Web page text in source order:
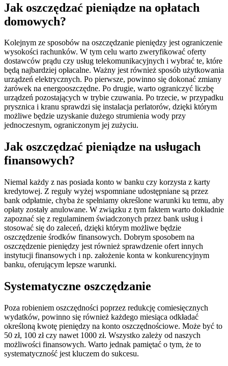
Jak oszczędzać pieniądze na opłatach
domowych?
Kolejnym ze sposobów na oszczędzanie pieniędzy jest ograniczenie
wysokości rachunków. W tym celu warto zweryfikować oferty
dostawców prądu czy usług telekomunikacyjnych i wybrać te, które
będą najbardziej opłacalne. Ważny jest również sposób użytkowania
urządzeń elektrycznych. Po pierwsze, powinno się dokonać zmiany
żarówek na energooszczędne. Po drugie, warto ograniczyć liczbę
urządzeń pozostających w trybie czuwania. Po trzecie, w przypadku
prysznica i kranu sprawdzi się instalacja perlatorów, dzięki którym
możliwe będzie uzyskanie dużego strumienia wody przy
jednoczesnym, ograniczonym jej zużyciu.
Jak oszczędzać pieniądze na usługach
finansowych?
Niemal każdy z nas posiada konto w banku czy korzysta z karty
kredytowej. Z reguły wyżej wspomniane udostępniane są przez
bank odpłatnie, chyba że spełniamy określone warunki ku temu, aby
opłaty zostały anulowane. W związku z tym faktem warto dokładnie
zapoznać się z regulaminem świadczonych przez bank usług i
stosować się do zaleceń, dzięki którym możliwe będzie
oszczędzenie środków finansowych. Dobrym sposobem na
oszczędzenie pieniędzy jest również sprawdzenie ofert innych
instytucji finansowych i np. założenie konta w konkurencyjnym
banku, oferującym lepsze warunki.
Systematyczne oszczędzanie
Poza robieniem oszczędności poprzez redukcję comiesięcznych
wydatków, powinno się również każdego miesiąca odkładać
określoną kwotę pieniędzy na konto oszczędnościowe. Może być to
50 zł, 100 zł czy nawet 1000 zł. Wszystko zależy od naszych
możliwości finansowych. Warto jednak pamiętać o tym, że to
systematyczność jest kluczem do sukcesu.